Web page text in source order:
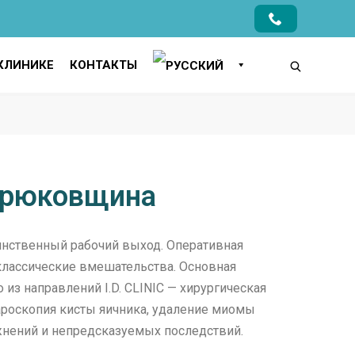
КОНТАКТЫ
рабочий выход. Оперативная
вмешательства. Основная
направлений I.D. CLINIC — хирургическая
кисты яичника, удаление миомы
и непредсказуемых последствий.